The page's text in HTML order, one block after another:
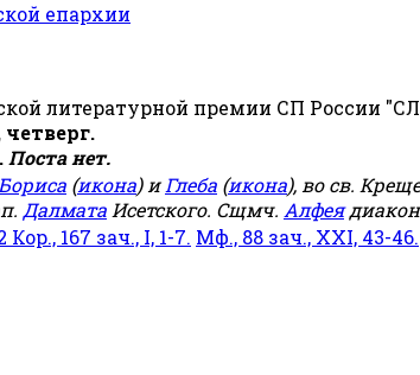
епархии
литературной премии СП России
четверг.
Поста нет.
Бориса (икона) иГлеба (икона), во св.
Далмата Исетского. Сщмч. Алфея
Кор., 167 зач., I, 1-7. Мф., 88 зач., XXI, 43-46.